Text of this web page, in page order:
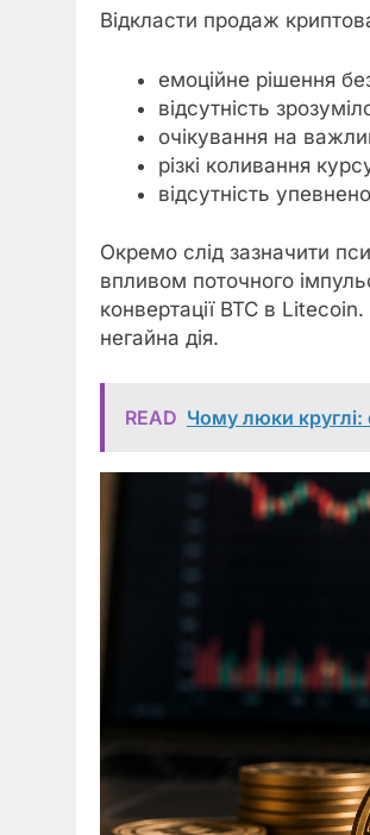
Відкласти продаж
емоційне рішення
відсутність
очікування на
різкі коливання
відсутність
Окремо слід зазначити
впливом поточного
конвертації BTC в
негайна дія.
READ Чому люки круглі: